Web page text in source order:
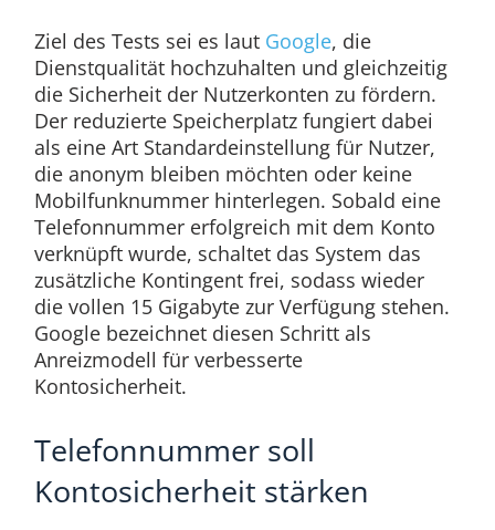
Ziel des Tests sei es laut Google, die
Dienstqualität hochzuhalten und gleichzeitig
die Sicherheit der Nutzerkonten zu fördern.
Der reduzierte Speicherplatz fungiert dabei
als eine Art Standardeinstellung für Nutzer,
die anonym bleiben möchten oder keine
Mobilfunknummer hinterlegen. Sobald eine
Telefonnummer erfolgreich mit dem Konto
verknüpft wurde, schaltet das System das
zusätzliche Kontingent frei, sodass wieder
die vollen 15 Gigabyte zur Verfügung stehen.
Google bezeichnet diesen Schritt als
Anreizmodell für verbesserte
Kontosicherheit.
Telefonnummer soll
Kontosicherheit stärken